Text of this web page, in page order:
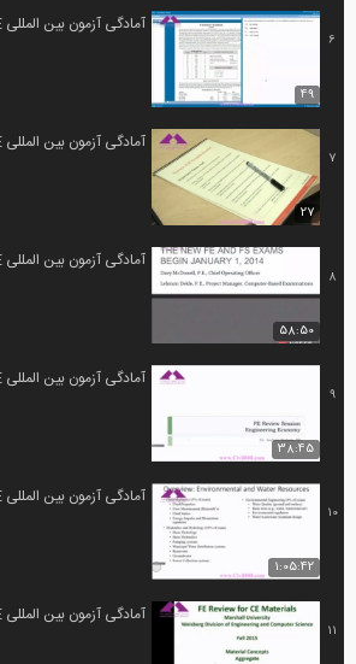
6
49
آمادگی آزمون بین المللی FE و PE قسمت...
7
27
آمادگی آزمون بین المللی FE و PE قسمت...
8
58:50
آمادگی آزمون بین المللی FE و PE قسمت...
9
38:45
آمادگی آزمون بین المللی FE و PE قسمت...
10
1:05:42
آمادگی آزمون بین المللی FE و PE قسمت...
11
آمادگی آزمون بین المللی FE و PE قسمت...